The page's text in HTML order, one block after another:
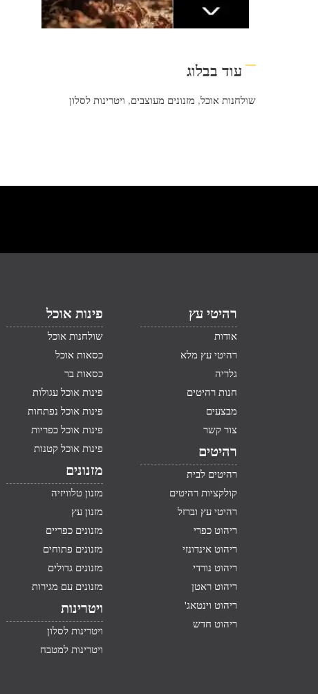
עוד בבלוג
שולחנות אוכל, מזנונים מעוצבים, ויטרינות לסלון
רהיטי עץ
אודות
רהיטי עץ מלא
גלריה
חנות רהיטים
מבצעים
צור קשר
רהיטים
רהיטים לבית
קולקציות רהיטים
רהיטי עץ וברזל
ריהוט כפרי
ריהוט אינדונזי
ריהוט נורדי
ריהוט ראטן
ריהוט וינטאג'
ריהוט חדש
פינות אוכל
שולחנות אוכל
כסאות אוכל
כסאות בר
פינות אוכל עגולות
פינות אוכל נפתחות
פינות אוכל כפריות
פינות אוכל קטנות
מזנונים
מזנון טלוויזיה
מזנון עץ
מזנונים כפריים
מזנונים פתוחים
מזנונים גדולים
מזנונים עם מגירות
ויטרינות
ויטרינות לסלון
ויטרינות למטבח